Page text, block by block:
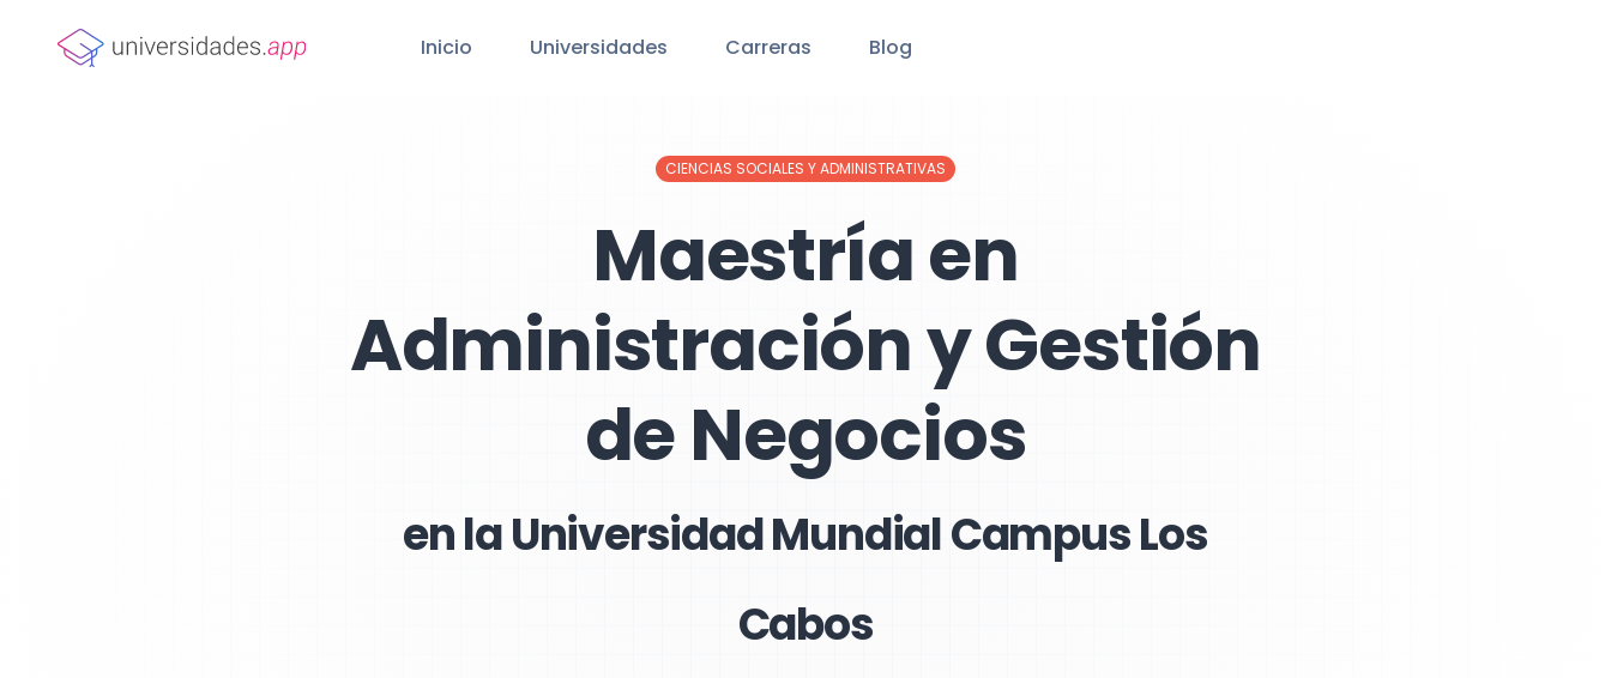
Inicio Universidades Carreras Blog
CIENCIAS SOCIALES Y ADMINISTRATIVAS
Maestría en
Administración y Gestión
de Negocios
en la Universidad Mundial Campus Los
Cabos